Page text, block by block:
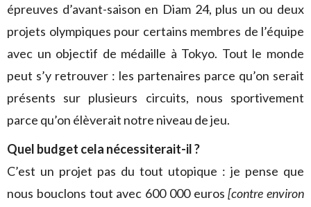
épreuves d’avant-saison en Diam 24, plus un ou deux
projets olympiques pour certains membres de l’équipe
avec un objectif de médaille à Tokyo. Tout le monde
peut s’y retrouver : les partenaires parce qu’on serait
présents sur plusieurs circuits, nous sportivement
parce qu’on élèverait notre niveau de jeu.
Quel budget cela nécessiterait-il ?
C’est un projet pas du tout utopique : je pense que
nous bouclons tout avec 600 000 euros[contre environ